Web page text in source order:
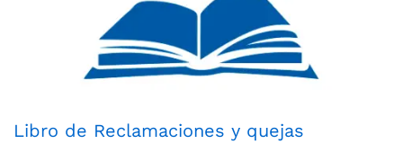
Libro de Reclamaciones y quejas